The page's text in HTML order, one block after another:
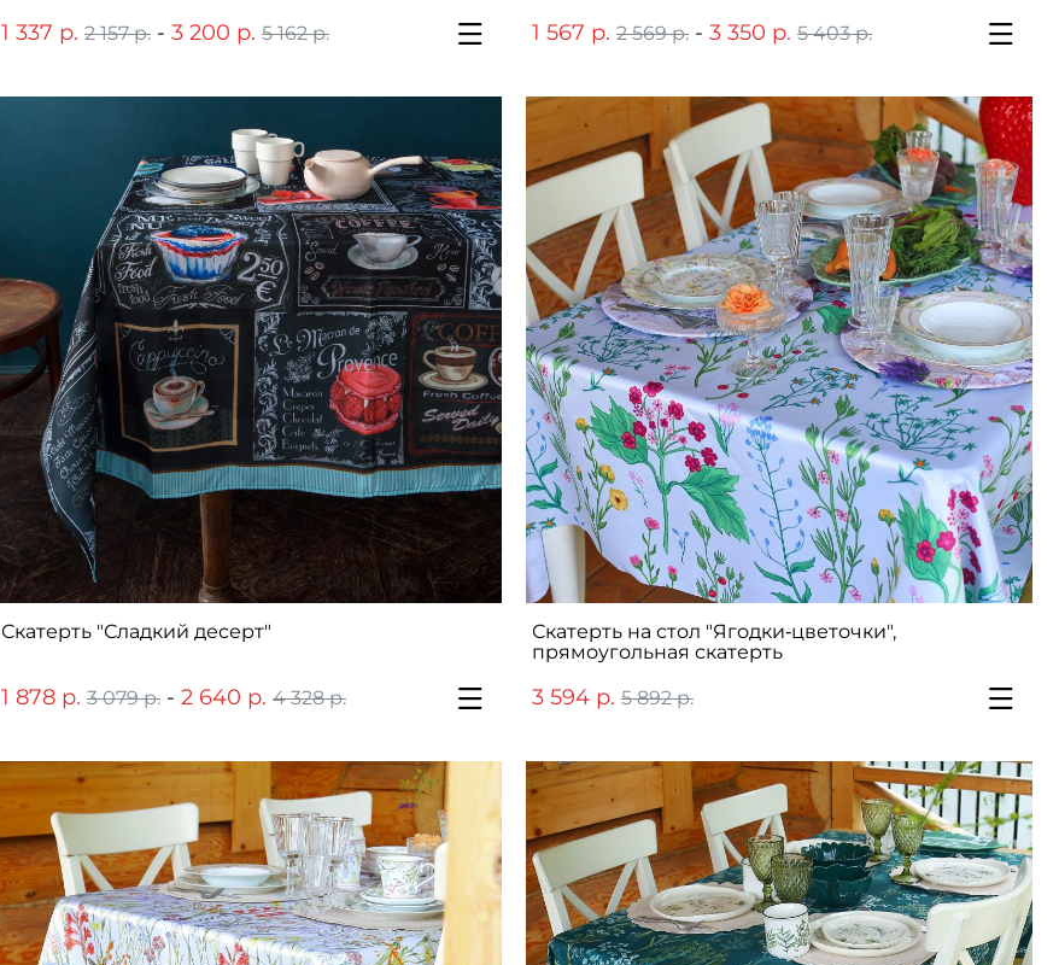
1 337 р. 2 157 р. -3 200 р. 5 162 р. 1 567 р. 2 569 р.- 3 350 р. 5 403 р.
Скатерть "Сладкий десерт"
1 878 р. 3 079 р. -2 640 р. 4 328 р.
Скатерть на стол "Ягодки‑цветочки",
прямоугольная скатерть
3 594 р. 5 892 р.